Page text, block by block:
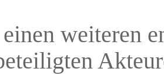
weiteren